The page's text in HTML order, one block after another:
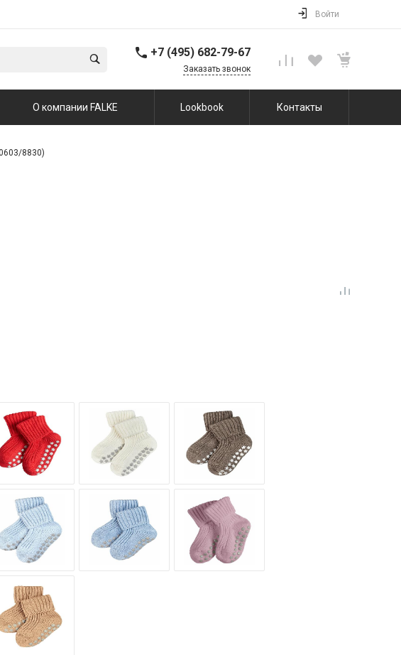
Войти
+7 (495) 682-79-67
Заказать звонок
О компании FALKE Lookbook Контакты
8830)